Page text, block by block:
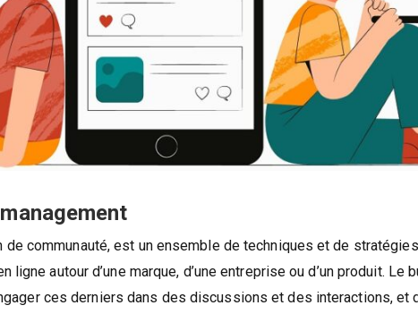
de communauté, est un ensemble de techniques et de
ligne autour d’une marque, d’une entreprise ou d’un produit. Le
ces derniers dans des discussions et des interactions, et